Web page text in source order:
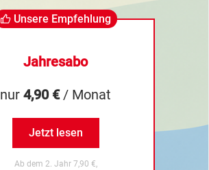
Unsere Empfehlung
Jahresabo
nur 4,90 €/ Monat
Jetzt lesen
Ab dem 2. Jahr 7,90 €,